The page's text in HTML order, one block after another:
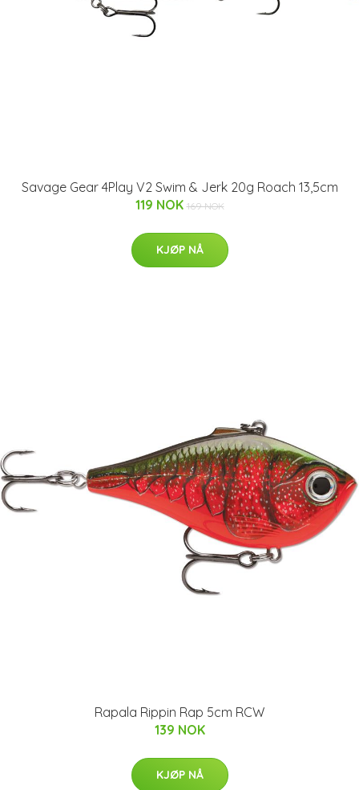
Savage Gear 4Play V2 Swim & Jerk 20g Roach 13,5cm
119 NOK 169 NOK
KJØP NÅ
Rapala Rippin Rap 5cm RCW
139 NOK
KJØP NÅ